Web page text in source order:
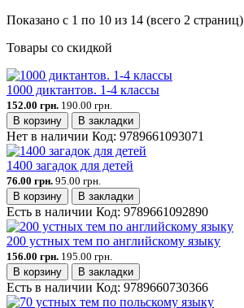
Показано с 1 по 10 из 14 (всего 2 страниц)
Товары со скидкой
1000 диктантов. 1-4 классы
152.00 грн. 190.00 грн.
В корзину
В закладки
Нет в наличии Код: 9789661093071
1400 загадок для детей
76.00 грн. 95.00 грн.
В корзину
В закладки
Есть в наличии Код: 9789661092890
200 устных тем по английскому языку
156.00 грн. 195.00 грн.
В корзину
В закладки
Есть в наличии Код: 9789660730366